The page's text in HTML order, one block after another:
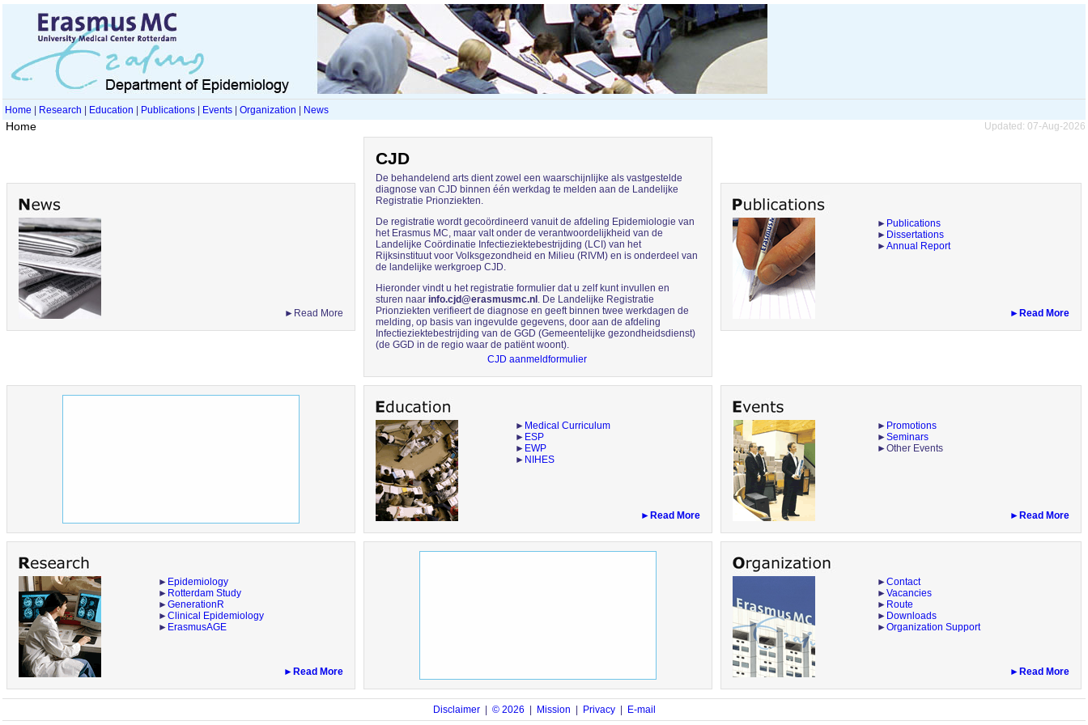
Home Research Education Publications Events Organization News
Home Updated: 07-Aug-2026
►Read More
CJD
De behandelend arts dient zowel een waarschijnlijke als vastgestelde
diagnose van CJD binnen één werkdag te melden aan de Landelijke
Registratie Prionziekten.
De registratie wordt gecoördineerd vanuit de afdeling Epidemiologie van
het Erasmus MC, maar valt onder de verantwoordelijkheid van de
Landelijke Coördinatie Infectieziektebestrijding (LCI) van het
Rijksinstituut voor Volksgezondheid en Milieu (RIVM) en is onderdeel van
de landelijke werkgroep CJD.
Hieronder vindt u het registratie formulier dat u zelf kunt invullen en
sturen naar info.cjd@erasmusmc.nl . De Landelijke Registratie
Prionziekten verifieert de diagnose en geeft binnen twee werkdagen de
melding, op basis van ingevulde gegevens, door aan de afdeling
Infectieziektebestrijding van de GGD (Gemeentelijke gezondheidsdienst)
(de GGD in de regio waar de patiënt woont).
CJD aanmeldformulier
► Publications
► Dissertations
►Annual Report
►Read More
► Medical Curriculum
► ESP
► EWP
► NIHES
►Read More
► Promotions
►Seminars
►Other Events
►Read More
► Epidemiology
► Rotterdam Study
►GenerationR
►Clinical Epidemiology
► ErasmusAGE
►Read More
►Contact
►Vacancies
► Route
► Downloads
►Organization Support
►Read More
Disclaimer| © 2026 Mission Privacy| E-mail